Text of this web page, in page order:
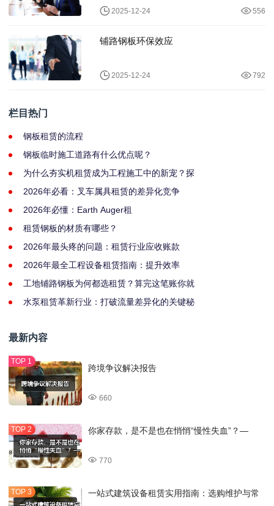
2025-12-24 556
铺路钢板环保效应
2025-12-24 792
栏目热门
钢板租赁的流程
钢板临时施工道路有什么优点呢？
为什么夯实机租赁成为工程施工中的新宠？探
2026年必看：叉车属具租赁的差异化竞争
2026年必懂：Earth Auger租
租赁钢板的材质有哪些？
2026年最头疼的问题：租赁行业应收账款
2026年最全工程设备租赁指南：提升效率
工地铺路钢板为何都选租赁？算完这笔账你就
水泵租赁革新行业：打破流量差异化的关键秘
最新内容
跨境争议解决报告
660
你家存款，是不是也在悄悄“慢性失血”？—
770
一站式建筑设备租赁实用指南：选购维护与常